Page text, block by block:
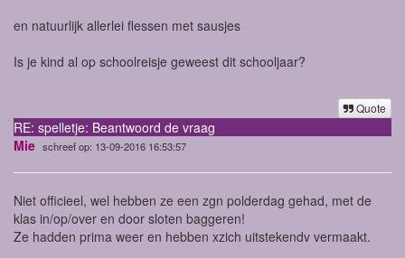
en natuurlijk allerlei flessen met sausjes
Is je kind al op schoolreisje geweest dit schooljaar?
Quote
RE: spelletje: Beantwoord de vraag
Mie schreef op: 13-09-2016 16:53:57
Niet officieel, wel hebben ze een zgn polderdag gehad, met de
klas in/op/over en door sloten baggeren!
Ze hadden prima weer en hebben xzich uitstekendv vermaakt.